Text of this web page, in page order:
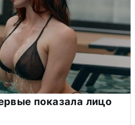
показала лицо